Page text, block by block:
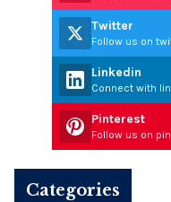
Twitter
Follow us on
Linkedin
Connect with
Pinterest
Follow us on
Categories